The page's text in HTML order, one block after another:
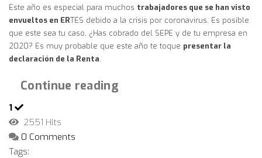
Este año es especial para muchos trabajadores que se han visto
envueltos en ERTES debido a la crisis por coronavirus. Es posible
que este sea tu caso. ¿Has cobrado del SEPE y de tu empresa en
2020? Es muy probable que este año te toque presentar la
declaración de la Renta.
Continue reading
1
2551 Hits
0 Comments
Tags: